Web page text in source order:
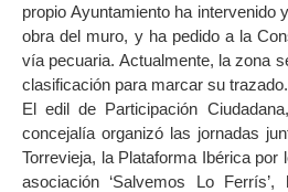
propio Ayuntamiento ha intervenido
obra del muro, y ha pedido a la
vía pecuaria. Actualmente, la zona
clasificación para marcar su trazado.
El edil de Participación
concejalía organizó las jornadas
Torrevieja, la Plataforma Ibérica
asociación ‘Salvemos Lo